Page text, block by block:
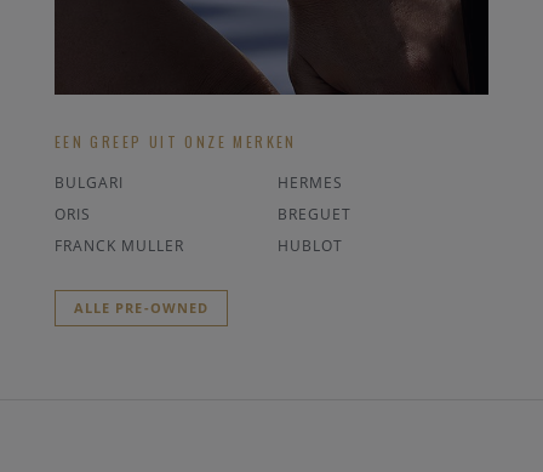
EEN GREEP UIT ONZE MERKEN
BULGARI
HERMES
ORIS
BREGUET
FRANCK MULLER
HUBLOT
ALLE PRE-OWNED